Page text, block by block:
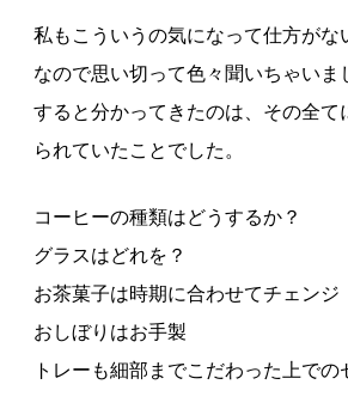
私もこういうの気になって仕方がな
なので思い切って色々聞いちゃいま
すると分かってきたのは、その全て
られていたことでした。
コーヒーの種類はどうするか？
グラスはどれを？
お茶菓子は時期に合わせてチェンジ
おしぼりはお手製
トレーも細部までこだわった上での